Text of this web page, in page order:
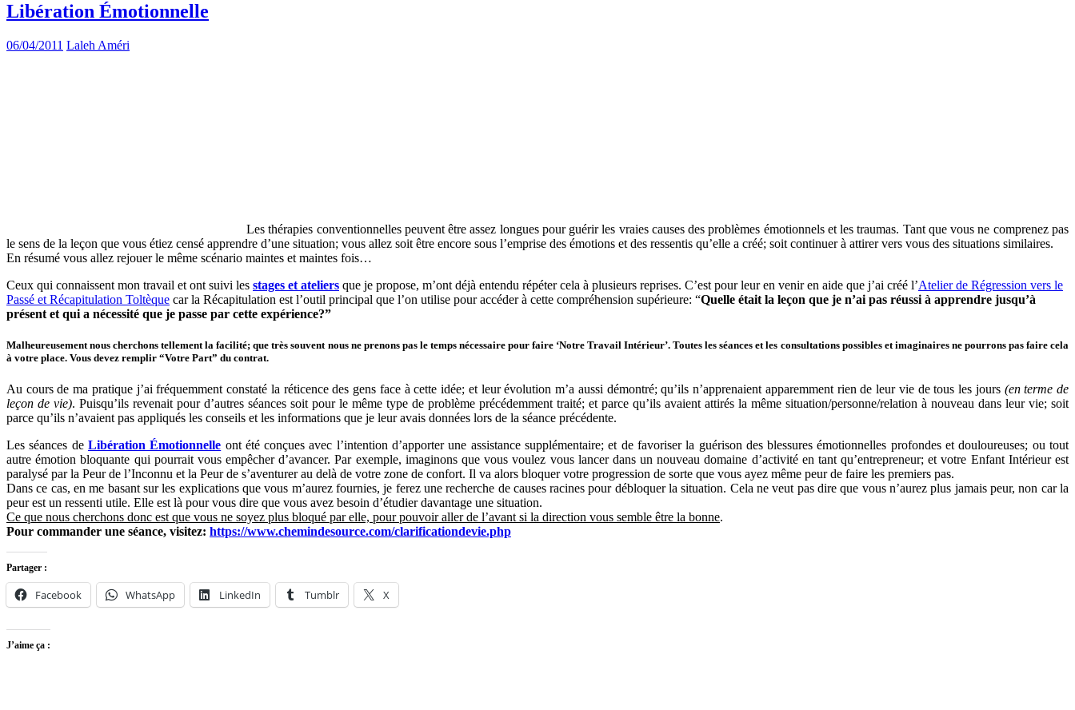
Libération Émotionnelle
06/04/2011 Laleh Améri
Les thérapies conventionnelles peuvent être assez longues pour guérir les vraies causes des problèmes émotionnels et les traumas. Tant que vous ne comprenez pas
le sens de la leçon que vous étiez censé apprendre d’une situation; vous allez soit être encore sous l’emprise des émotions et des ressentis qu’elle a créé; soit continuer à attirer vers vous des situations similaires.
En résumé vous allez rejouer le même scénario maintes et maintes fois…
Ceux qui connaissent mon travail et ont suivi les stages et ateliers que je propose, m’ont déjà entendu répéter cela à plusieurs reprises. C’est pour leur en venir en aide que j’ai créé l’Atelier de Régression vers le
Passé et Récapitulation Toltèque car la Récapitulation est l’outil principal que l’on utilise pour accéder à cette compréhension supérieure: “Quelle était la leçon que je n’ai pas réussi à apprendre jusqu’à
présent et qui a nécessité que je passe par cette expérience?”
Malheureusement nous cherchons tellement la facilité; que très souvent nous ne prenons pas le temps nécessaire pour faire ‘Notre Travail Intérieur’. Toutes les séances et les consultations possibles et imaginaires ne pourrons pas faire cela
à votre place. Vous devez remplir “Votre Part” du contrat.
Au cours de ma pratique j’ai fréquemment constaté la réticence des gens face à cette idée; et leur évolution m’a aussi démontré; qu’ils n’apprenaient apparemment rien de leur vie de tous les jours (en terme de
leçon de vie). Puisqu’ils revenait pour d’autres séances soit pour le même type de problème précédemment traité; et parce qu’ils avaient attirés la même situation/personne/relation à nouveau dans leur vie; soit
parce qu’ils n’avaient pas appliqués les conseils et les informations que je leur avais données lors de la séance précédente.
Les séances de Libération Émotionnelle ont été conçues avec l’intention d’apporter une assistance supplémentaire; et de favoriser la guérison des blessures émotionnelles profondes et douloureuses; ou tout
autre émotion bloquante qui pourrait vous empêcher d’avancer. Par exemple, imaginons que vous voulez vous lancer dans un nouveau domaine d’activité en tant qu’entrepreneur; et votre Enfant Intérieur est
paralysé par la Peur de l’Inconnu et la Peur de s’aventurer au delà de votre zone de confort. Il va alors bloquer votre progression de sorte que vous ayez même peur de faire les premiers pas.
Dans ce cas, en me basant sur les explications que vous m’aurez fournies, je ferez une recherche de causes racines pour débloquer la situation. Cela ne veut pas dire que vous n’aurez plus jamais peur, non car la
peur est un ressenti utile. Elle est là pour vous dire que vous avez besoin d’étudier davantage une situation.
Ce que nous cherchons donc est que vous ne soyez plus bloqué par elle, pour pouvoir aller de l’avant si la direction vous semble être la bonne.
Pour commander une séance, visitez: https://www.chemindesource.com/clarificationdevie.php
Partager :
Facebook WhatsApp LinkedIn Tumblr X
J’aime ça :